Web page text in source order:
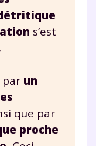
s’est
par un
que par
proche